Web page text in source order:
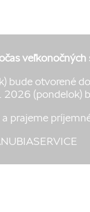
veľkonočných
bude otvorené
(pondelok)
prajeme